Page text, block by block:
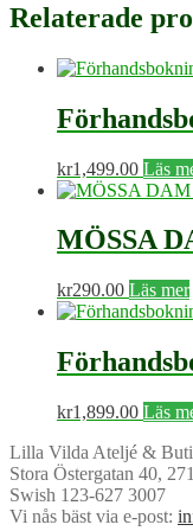
Relaterade
kr1,499.00 Läs
MÖSSA
kr290.00 Läs mer
kr1,899.00 Läs
Lilla Vilda Ateljé &
Stora Östergatan 40,
Swish 123-627 3007
Vi nås bäst via e-post: